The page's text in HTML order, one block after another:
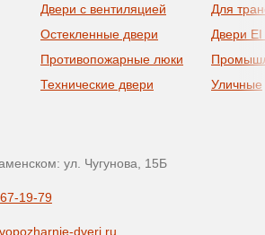
Двери с вентиляцией
Остекленные двери
Противопожарные люки
Технические двери
Для
Двери
Уличные
ул. Чугунова, 15Б
19-79
dveri.ru